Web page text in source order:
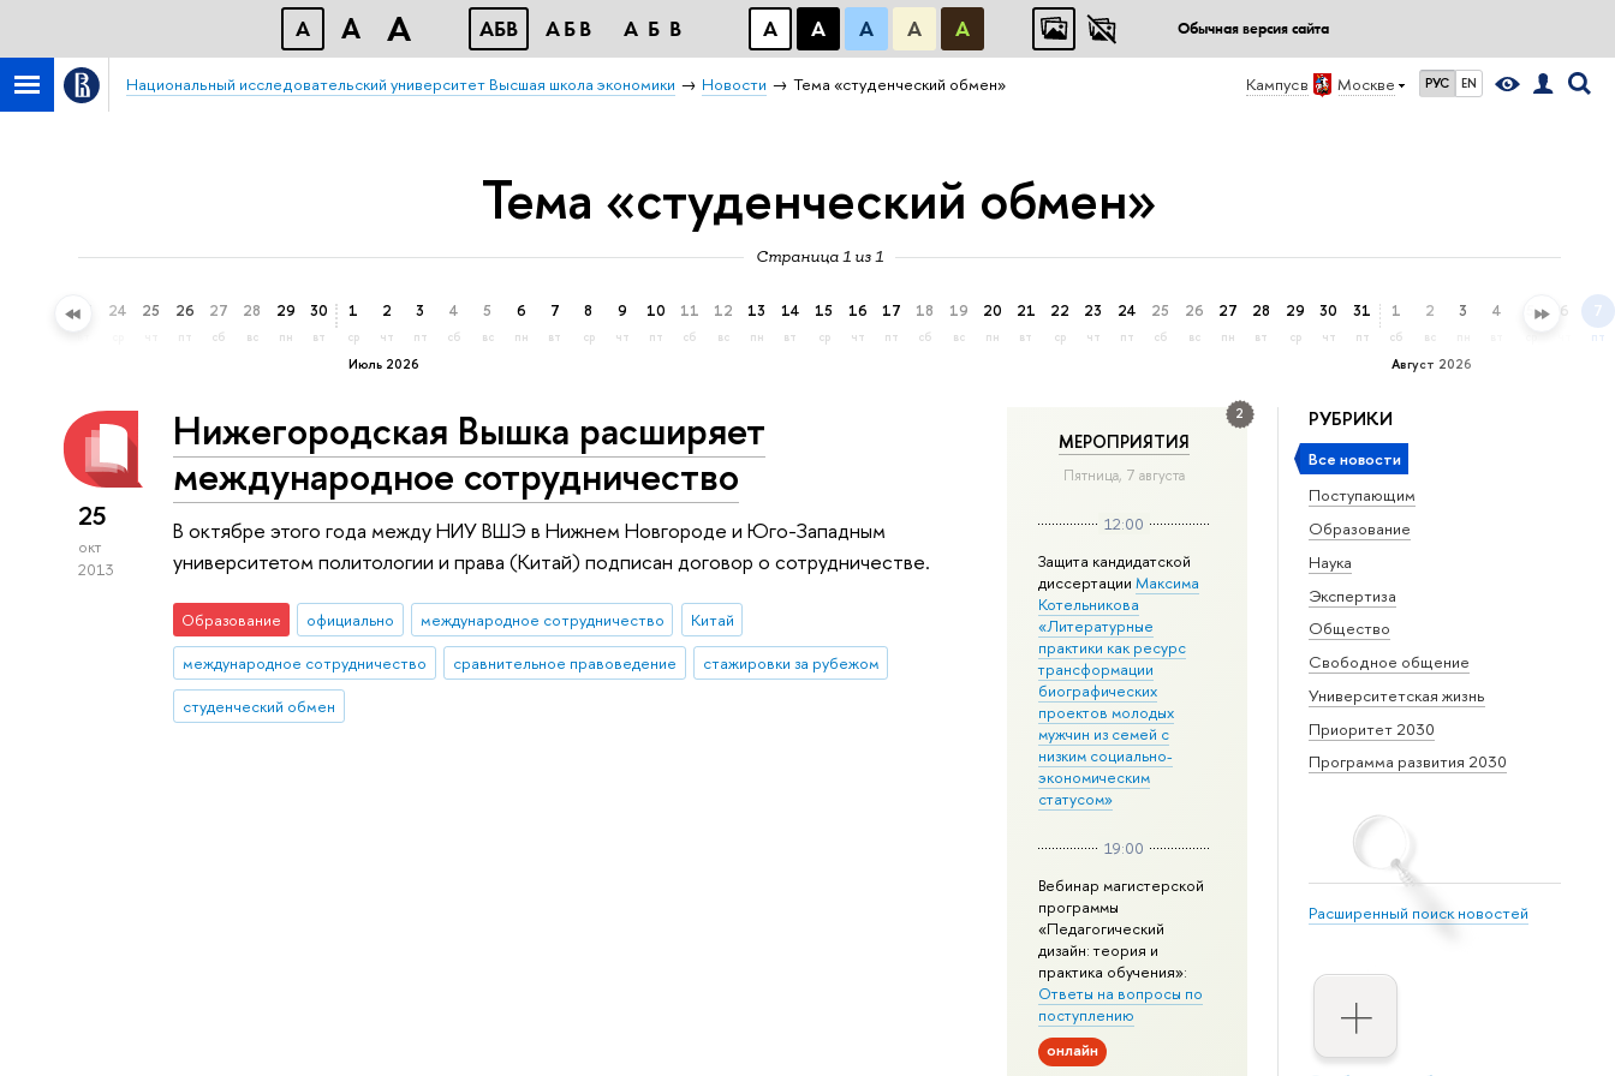
A A A АБВ АБВ АБВ А А А А А Обычная версия сайта
Кампус в Москве РУС EN
Национальный исследовательский университет Высшая школа экономики Новости Тема «студенческий обмен»
Тема «студенческий обмен»
Страница 1 из 1
23 24 25 26
пт
27
сб
28
вс
29
пн
30
вт
Июль 2026
1
ср
2
чт
3
пт
4
сб
5
вс
6
пн
7
вт
8
ср
9
чт
10
пт
11
сб
12
вс
13
пн
14
вт
15
ср
16
чт
17
пт
18
сб
19
вс
20
пн
21
вт
22
ср
23
чт
24
пт
25
сб
26
вс
27
пн
28
вт
29
ср
30
чт
31
пт
Август 2026
1
сб
2
вс
3 4 5 6 7
пт
РУБРИКИ
Все новости
Поступающим
Образование
Наука
Экспертиза
Общество
Свободное общение
Университетская жизнь
Приоритет 2030
Программа развития 2030
Расширенный поиск новостей
2
МЕРОПРИЯТИЯ
Пятница, 7 августа
12:00
Защита кандидатской
диссертации Максима
Котельникова
«Литературные
практики как ресурс
трансформации
биографических
проектов молодых
мужчин из семей с
низким социально-
экономическим
статусом»
19:00
Вебинар магистерской
программы
«Педагогический
дизайн: теория и
практика обучения»:
Ответы на вопросы по
поступлению
онлайн
25
окт
2013
Нижегородская Вышка расширяет
международное сотрудничество
В октябре этого года между НИУ ВШЭ в Нижнем Новгороде и Юго-Западным
университетом политологии и права (Китай) подписан договор о сотрудничестве.
Образование официально международное сотрудничество
Китай
международное сотрудничество
сравнительное правоведение
стажировки за рубежом
студенческий обмен